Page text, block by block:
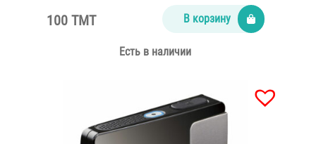
100 TMT В корзину
Есть в наличии